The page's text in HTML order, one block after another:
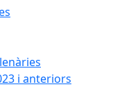
i anteriors